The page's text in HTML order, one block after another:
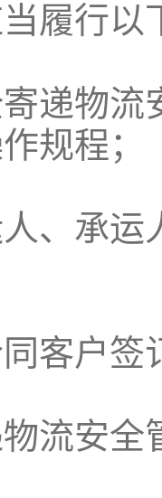
履行以
寄递物
规程；
人、承
同客户
物流安